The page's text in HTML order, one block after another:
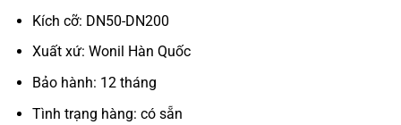
Kích cỡ: DN50-DN200
Xuất xứ: Wonil Hàn Quốc
Bảo hành: 12 tháng
Tình trạng hàng: có sẵn